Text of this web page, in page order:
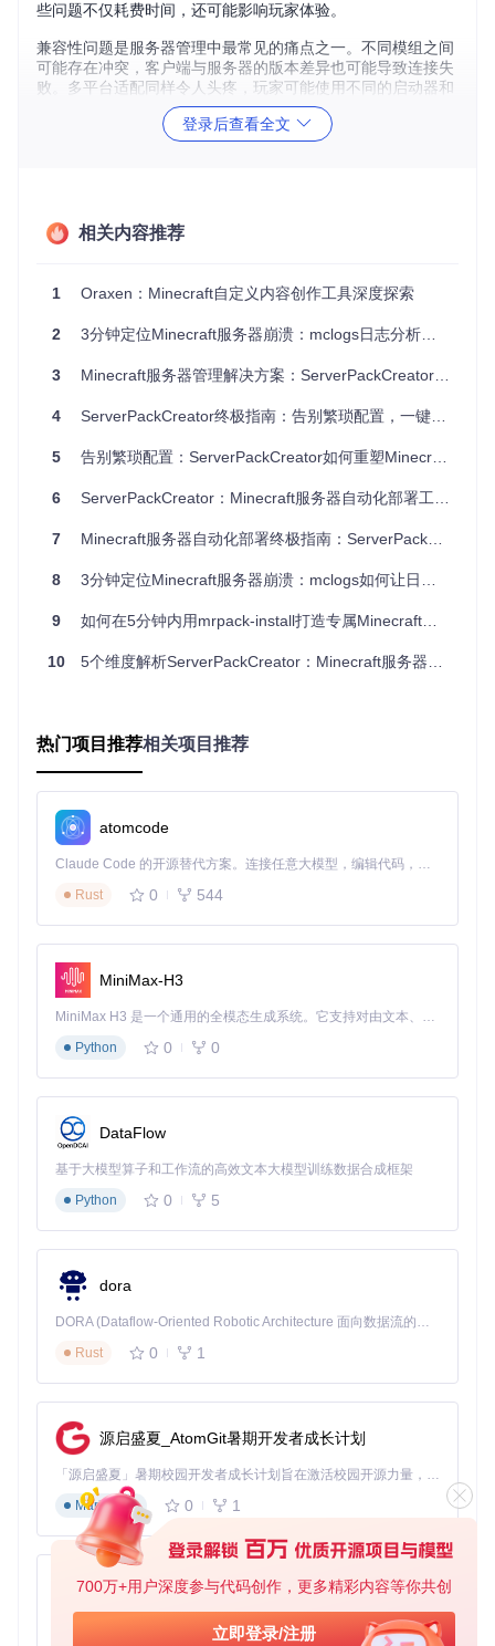
700万+用户深度参与代码创作，更多精彩内容等你共创
立即登录/注册
些问题不仅耗费时间，还可能影响玩家体验。
兼容性问题是服务器管理中最常见的痛点之一。不同模组之间
可能存在冲突，客户端与服务器的版本差异也可能导致连接失
败。多平台适配同样令人头疼，玩家可能使用不同的启动器和
操作系统，如何确保服务器包在各种环境下都能正常工作？此
外，手动配置的繁琐过程容易出错，尤其是当服务器包含大量
模组时，逐一检查和调整配置文件需要极大的耐心和细心。
模块化设计：灵活应对不同需求
个独立的模块，每个模块负责特定的功能。这种设计使得工具
的模组管理。
例如，模组管理模块可以自动识别和筛选客户端专用模组，确
Minecraft版本和模组加载器自动调整配置参数，避免手动修改
智能识别：让工具为你做决策
工具内置了智能识别功能，能够自动检测模组的兼容性和依赖
的模组冲突，并给出相应的建议。此外，智能识别还可以根据
包的稳定性。
多端操作体系：随时随地管理服务器
智能生成工具提供了图形界面、命令行和Web服务三种操作模
式，满足不同用户的使用习惯。图形界面适合初学者，直观的
和部署；Web服务则便于远程团队协作，多个管理员可以同时
访问和管理服务器配置。
图形界面提供直观的配置选项，支持多模组包管理
网页版支持通过上传ZIP包快速创建服务器包，最大支持500M
命令行模式支持自动化脚本操作，适合批量处理或非图形化环
三、实际应用价值：效率提升与扩展可能性
效率提升：从数小时到几分钟
能需要2-3小时来配置和测试，而使用工具只需不到10分钟即
可完成。这不仅节省了时间，还减少了人为错误的可能性。
小型私人服务器 ：管理员可以快速生成服务器包，邀请朋
大型公共服务器：通过Web服务模式，多个管理员可以协
同管理服务器配置，及时更新模组和版本。
模组开发测试
同模组组合的兼容性，提高开发效率。
扩展可能性：插件系统与自定义脚本
工具的功能。例如，你可以开发一个插件来自动备份服务器数
据，或者在生成服务器包后自动部署到云服务器。此外，工具
还支持自定义脚本，通过脚本可以实现更复杂的操作，如自动
更新模组、发送通知等。
预生成阶段记录扩展执行情况，帮助调试和验证逻辑
ZIP生成前执行清理、修改等任务，确保内容符合需求
生成完成后记录扩展操作，用于后处理任务如通知、备份等
登录后查看全文
相关内容推荐
1 Oraxen：Minecraft自定义内容创作工具深度探索
2 3分钟定位Minecraft服务器崩溃：mclogs日志分析工具全攻略
3 Minecraft服务器管理解决方案：ServerPackCreator自动化配置实战指南
4 ServerPackCreator终极指南：告别繁琐配置，一键生成Minecraft服务器包
5 告别繁琐配置：ServerPackCreator如何重塑Minecraft服务器包制作流程
6 ServerPackCreator：Minecraft服务器自动化部署工具全攻略
7 Minecraft服务器自动化部署终极指南：ServerPackCreator完整教程
8 3分钟定位Minecraft服务器崩溃：mclogs如何让日志分析化繁为简
9 如何在5分钟内用mrpack-install打造专属Minecraft模组服务器？
10 5个维度解析ServerPackCreator：Minecraft服务器包自动化生成工具全指南
热门项目推荐相关项目推荐
atomcode
Claude Code 的开源替代方案。连接任意大模型，编辑代码，运行命令，自动验证 — 全自动执行。用 Rust 构建，极致性能。 ｜ An open-source alternative to Claude Code. Connect any LLM, edit code, run commands, and verify changes — autonomously. Built in Rust for speed. Get Started
Rust
0 544
MiniMax-H3
MiniMax H3 是一个通用的全模态生成系统。它支持对由文本、图像、视频和音频组成的多模态上下文进行统一理解，并能生成分辨率高达 2K、时长可达 15 秒的带原生立体声音频的视频。得益于面向任务泛化的系统设计，H3 在预训练阶段就已具备广泛的多模态上下文理解与生成能力，能够出色地执行复杂的多模态指令。
Python
0 0
DataFlow
基于大模型算子和工作流的高效文本大模型训练数据合成框架
Python
0 5
dora
DORA (Dataflow-Oriented Robotic Architecture 面向数据流的机器人架构) 是为 AI 与具身智能机器人打造的高性能开发框架，以数据流范式重构开发逻辑，原生支持分布式部署与端边云协同 —— 无需复杂适配，即可实现一体端到端具身大小脑、VLA等模型部署，无缝衔接感知、推理、控制全链路，让 AI 能力与机器人动作深度融合。 依托 Rust 内核与零拷贝通信技术，它将具身大小脑、VLA等模型推理、多模态数据融合延迟压缩至微秒级，同时兼容 ROS2 生态与国产 AI 芯片，彻底降低具身智能机器人的开发门槛，让分布式部署下的 AI 赋能创新更高效、更灵活。
Rust
0 1
源启盛夏_AtomGit暑期开发者成长计划
「源启盛夏」暑期校园开发者成长计划旨在激活校园开源力量，通过积分激励、认证扶持、资源倾斜等形式，引导高校组织和开发者完成「入驻 — 建项目 — 做贡献 — 获认证 — 得资源」的完整闭环。无论你是想带领社团入驻平台的组织者，还是希望用代码贡献证明自己的开发者，都能在这里找到属于你的成长路径。
Markdown
0 1
py-xiaozhi
基于Python的Xiaozhi AI，适用于想要完整Xiaozhi体验而无需拥有专用硬件的用户。